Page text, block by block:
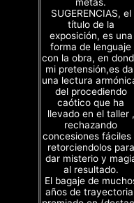
metas.
SUGERENCIAS, el
título de la
exposición, es una
forma de lenguaje
con la obra, en
mi pretensión,es
una lectura
del procediendo
caótico que ha
llevado en el taller ,
rechazando
concesiones fáciles
retorciendolos para
dar misterio y
al resultado.
El bagaje de
años de